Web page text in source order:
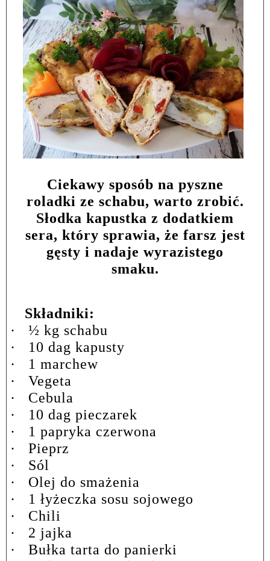
Ciekawy sposób na pyszne
roladki ze schabu, warto zrobić.
Słodka kapustka z dodatkiem
sera, który sprawia, że farsz jest
gęsty i nadaje wyrazistego
smaku.
Składniki:
·
½ kg schabu
·
10 dag kapusty
·
1 marchew
·
Vegeta
·
Cebula
·
10 dag pieczarek
·
1 papryka czerwona
·
Pieprz
·
Sól
·
Olej do smażenia
·
1 łyżeczka sosu sojowego
·
Chili
·
2 jajka
·
Bułka tarta do panierki